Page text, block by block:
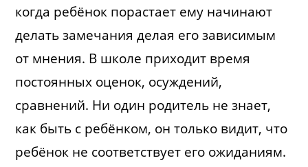
когда ребёнок порастает ему начинают
делать замечания делая его зависимым
от мнения. В школе приходит время
постоянных оценок, осуждений,
сравнений. Ни один родитель не знает,
как быть с ребёнком, он только видит, что
ребёнок не соответствует его ожиданиям.